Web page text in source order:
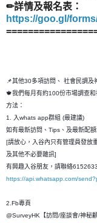
✏詳情及報名表：
https://goo.gl/
📌其他30多項訪問、 社會民調及
🍁我們每月有約100份市場調查
方法：
1. 入whats app群組 (最建議)
如有最新訪問、Tips、及最新配
[請放心，入谷內只有管理員發放
及其他不必要雜訊]
有興趣入谷朋友，請聯絡
https://api.whatsapp.com/
2.Fb專頁
@SurveyHK【訪問/座談會/神秘